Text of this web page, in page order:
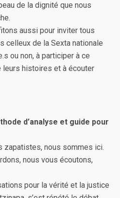
de la dignité que nous
aussi pour inviter tous
celleux de la Sexta nationale
ou non, à participer à ce
leurs histoires et à écouter
d’analyse et guide pour
zapatistes, nous sommes ici.
nous vous écoutons,
pour la vérité et la justice